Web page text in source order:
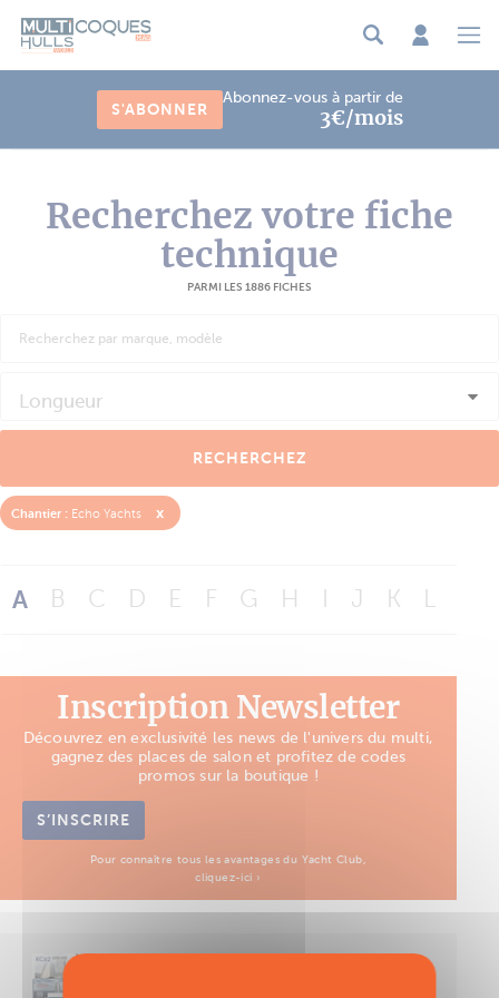
S'ABONNER
Abonnez-vous à partir de
3€/mois
Recherchez votre fiche
technique
PARMI LES 1886 FICHES
Longueur
RECHERCHEZ
Chantier : Echo Yachts x
A B C D E F G H J K L
Inscription Newsletter
Découvrez en exclusivité les news de l'univers du multi,
gagnez des places de salon et profitez de codes
promos sur la boutique !
S’INSCRIRE
Pour connaître tous les avantages du Yacht Club,
cliquez-ici ›